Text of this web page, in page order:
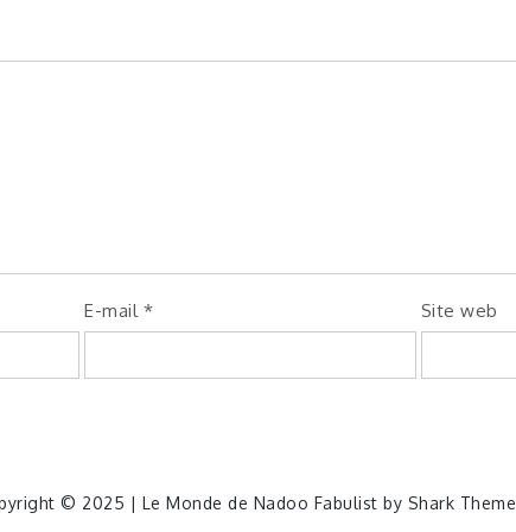
E-mail * Site web
© 2025 | Le Monde de Nadoo Fabulist by Shark